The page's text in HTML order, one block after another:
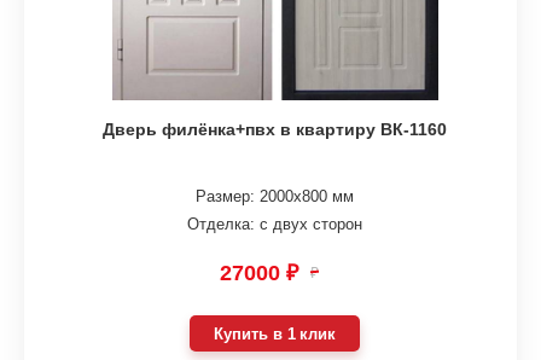
Дверь филёнка+пвх в квартиру ВК-1160
Размер: 2000х800 мм
Отделка: с двух сторон
27000 ₽ ₽
Купить в 1 клик